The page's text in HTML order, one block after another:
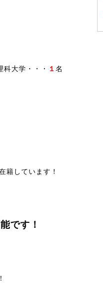
・ １ 名
籍しています！
です！